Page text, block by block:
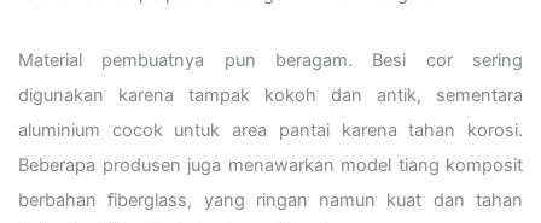
Material pembuatnya pun beragam. Besi cor sering
digunakan karena tampak kokoh dan antik, sementara
aluminium cocok untuk area pantai karena tahan korosi.
Beberapa produsen juga menawarkan model tiang komposit
berbahan fiberglass, yang ringan namun kuat dan tahan